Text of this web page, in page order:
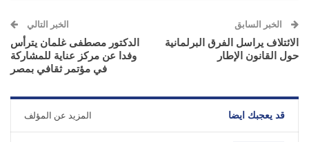
الخبر السابق
الائتلاف يراسل الفرق البرلمانية
حول القانون الإطار
الخبر التالي
الدكتور مصطفى غلمان يترأس
وفدا عن مركز عناية للمشاركة
في مؤتمر ثقافي بمصر
قد يعجبك ايضا المزيد عن المؤلف